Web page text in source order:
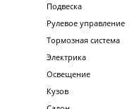
Подвеска
Рулевое управление
Тормозная система
Электрика
Освещение
Кузов